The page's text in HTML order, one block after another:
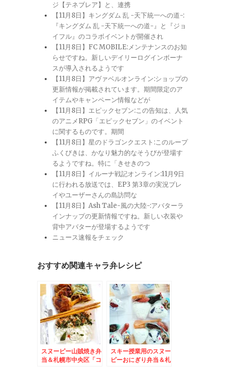
ジ【テネブレア】と、連携
【11月8日】キングダム 乱 -天下統一への道-:
『キングダム 乱 -天下統一への道-』と『ジョ
イフル』のコラボイベントが開催され
【11月8日】FC MOBILE:メンテナンスのお知
らせですね。新しいデイリーログインボーナ
スが導入されるようです
【11月8日】アヴァベルオンライン:ショップの
更新情報が掲載されています。期間限定のア
イテムやキャンペーン情報などが
【11月8日】エピックセブン:この告知は、人気
のアニメRPG「エピックセブン」のイベント
に関するものです。期間
【11月8日】星のドラゴンクエスト:このループ
ふくびきは、かなり魅力的なそうびが登場す
るようですね。特に「きせきのつ
【11月8日】イルーナ戦記オンライン:11月9日
に行われる放送では、EP3 第3章の実況プレ
イやユーザーさんの島訪問な
【11月8日】Ash Tale-風の大陸-:アバターラ
インナップの更新情報ですね。新しい衣装や
背中アバターが登場するようです
ニュース速報をチェック
おすすめ関連キャラ弁レシピ
スヌーピー山賊焼き弁
当＆札幌市中央区「コ
スキー授業用のスヌー
ピーおにぎり弁当＆札